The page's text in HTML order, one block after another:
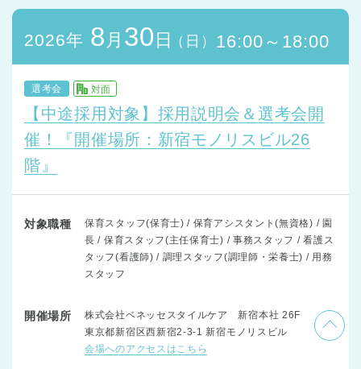
2026年 8 月 30 日 （日） 16:00～18:00
選考会 対面
【中途採用対象】採用説明会＆選考会開
催！『開催場所：新宿モノリスビル26
階』
対象職種
保育スタッフ(保育士) / 保育アシスタント(無資格) / 園
長 / 保育スタッフ(主任保育士) / 事務スタッフ / 看護ス
タッフ(看護師) / 調理スタッフ(調理師・栄養士) / 用務
スタッフ
開催場所
株式会社ベネッセスタイルケア 新宿本社 26F
東京都新宿区西新宿2-3-1 新宿モノリスビル
会場へのアクセスはこちら